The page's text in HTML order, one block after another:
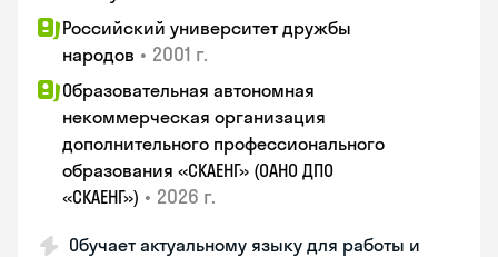
Российский университет дружбы
народов • 2001 г.
Образовательная автономная
некоммерческая организация
дополнительного профессионального
образования «СКАЕНГ» (ОАНО ДПО
«СКАЕНГ») • 2026 г.
Обучает актуальному языку для работы и